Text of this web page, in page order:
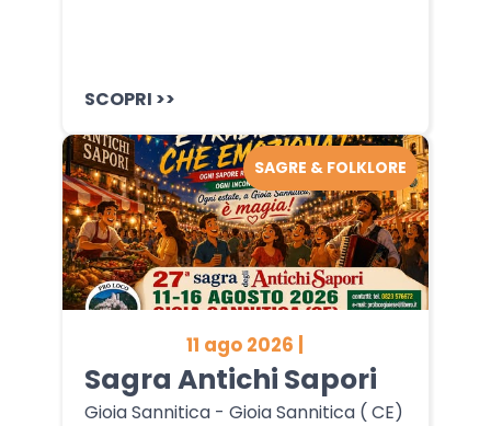
SCOPRI >>
11 ago 2026 |
Sagra Antichi Sapori
Gioia Sannitica - Gioia Sannitica ( CE)
SAGRE & FOLKLORE